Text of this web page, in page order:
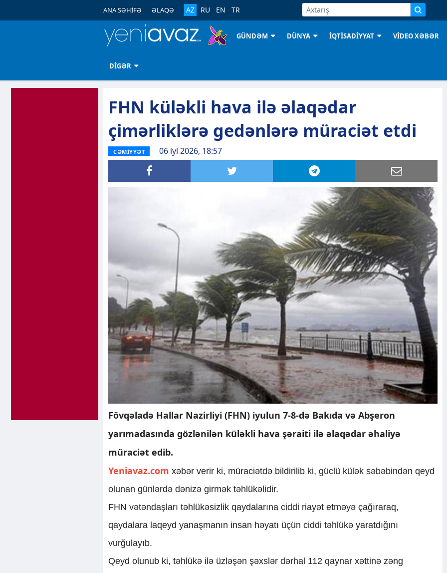
ANA SƏHİFƏ ƏLAQƏ AZ RU EN TR
GÜNDƏM DÜNYA İQTİSADİYYAT VİDEO XƏBƏR
DİGƏR
FHN küləkli hava ilə əlaqədar
çimərliklərə gedənlərə müraciət etdi
CƏMİYYƏT 06 iyl 2026, 18:57
Fövqəladə Hallar Nazirliyi (FHN) iyulun 7-8-də Bakıda və Abşeron
yarımadasında gözlənilən küləkli hava şəraiti ilə əlaqədar əhaliyə
müraciət edib.
Yeniavaz.com xəbər verir ki, müraciətdə bildirilib ki, güclü külək səbəbindən qeyd
olunan günlərdə dənizə girmək təhlükəlidir.
FHN vətəndaşları təhlükəsizlik qaydalarına ciddi riayət etməyə çağıraraq,
qaydalara laqeyd yanaşmanın insan həyatı üçün ciddi təhlükə yaratdığını
vurğulayıb.
Qeyd olunub ki, təhlükə ilə üzləşən şəxslər dərhal 112 qaynar xəttinə zəng